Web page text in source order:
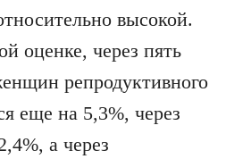
высокой.
оценке, через пять
репродуктивного
еще на 5,3%, через
а через